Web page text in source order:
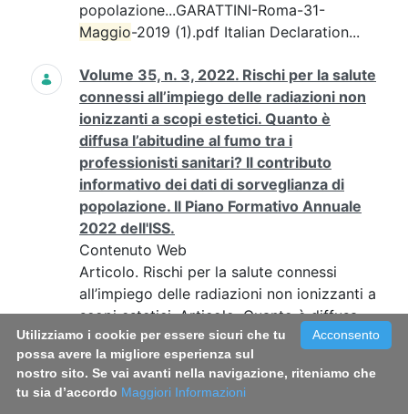
popolazione...GARATTINI-Roma-31-
Maggio-2019 (1).pdf Italian Declaration...
Volume 35, n. 3, 2022. Rischi per la salute
connessi all’impiego delle radiazioni non
ionizzanti a scopi estetici. Quanto è
diffusa l’abitudine al fumo tra i
professionisti sanitari? Il contributo
informativo dei dati di sorveglianza di
popolazione. Il Piano Formativo Annuale
2022 dell'ISS.
Contenuto Web
Articolo. Rischi per la salute connessi
all’impiego delle radiazioni non ionizzanti a
scopi estetici. Articolo. Quanto è diffusa
l’abitudine al fumo tra i professionisti
sanitari? Il contributo...
XXVII Convegno Nazionale “Tabagismo e
Acconsento
Utilizziamo i cookie per essere sicuri che tu
possa avere la migliore esperienza sul
nostro sito. Se vai avanti nella navigazione, riteniamo che
tu sia d’accordo Maggiori Informazioni